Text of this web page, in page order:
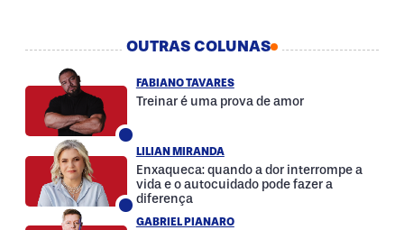
OUTRAS COLUNAS
FABIANO TAVARES
Treinar é uma prova de amor
LILIAN MIRANDA
Enxaqueca: quando a dor interrompe a
vida e o autocuidado pode fazer a
diferença
GABRIEL PIANARO